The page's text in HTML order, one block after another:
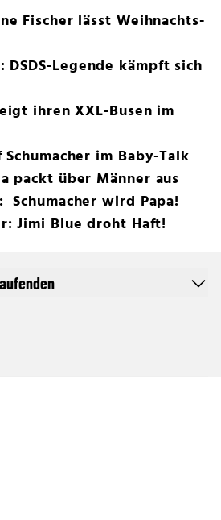
Fischer lässt Weihnachts-
DSDS-Legende kämpft sich
ihren XXL-Busen im
im Baby-Talk
packt über Männer aus
Schumacher wird Papa!
Jimi Blue droht Haft!